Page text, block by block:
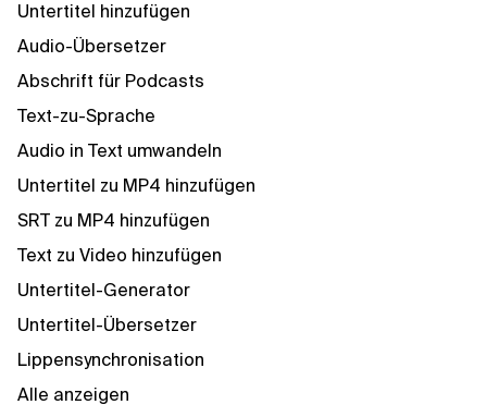
Untertitel hinzufügen
Audio-Übersetzer
Abschrift für Podcasts
Text-zu-Sprache
Audio in Text umwandeln
Untertitel zu MP4 hinzufügen
SRT zu MP4 hinzufügen
Text zu Video hinzufügen
Untertitel-Generator
Untertitel-Übersetzer
Lippensynchronisation
Alle anzeigen